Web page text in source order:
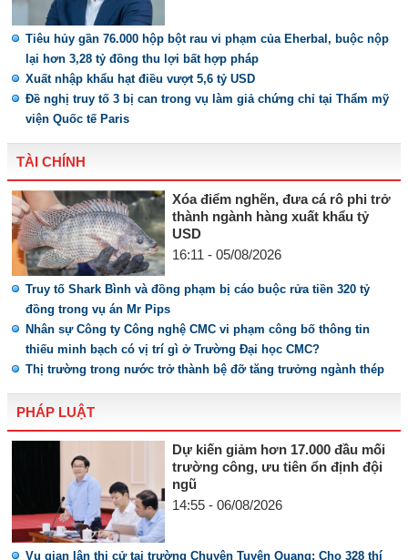
Tiêu hủy gần 76.000 hộp bột rau vi phạm của Eherbal, buộc nộp
lại hơn 3,28 tỷ đồng thu lợi bất hợp pháp
Xuất nhập khẩu hạt điều vượt 5,6 tỷ USD
Đề nghị truy tố 3 bị can trong vụ làm giả chứng chỉ tại Thẩm mỹ
viện Quốc tế Paris
TÀI CHÍNH
Xóa điểm nghẽn, đưa cá rô phi trở
thành ngành hàng xuất khẩu tỷ
USD
16:11 - 05/08/2026
Truy tố Shark Bình và đồng phạm bị cáo buộc rửa tiền 320 tỷ
đồng trong vụ án Mr Pips
Nhân sự Công ty Công nghệ CMC vi phạm công bố thông tin
thiếu minh bạch có vị trí gì ở Trường Đại học CMC?
Thị trường trong nước trở thành bệ đỡ tăng trưởng ngành thép
PHÁP LUẬT
Dự kiến giảm hơn 17.000 đầu mối
trường công, ưu tiên ổn định đội
ngũ
14:55 - 06/08/2026
Vụ gian lận thi cử tại trường Chuyên Tuyên Quang: Cho 328 thí